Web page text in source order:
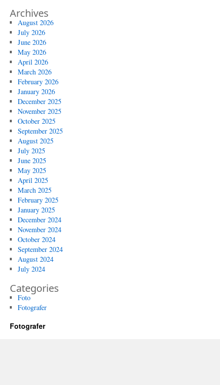
Archives
August 2026
July 2026
June 2026
May 2026
April 2026
March 2026
February 2026
January 2026
December 2025
November 2025
October 2025
September 2025
August 2025
July 2025
June 2025
May 2025
April 2025
March 2025
February 2025
January 2025
December 2024
November 2024
October 2024
September 2024
August 2024
July 2024
Categories
Foto
Fotografer
Fotografer